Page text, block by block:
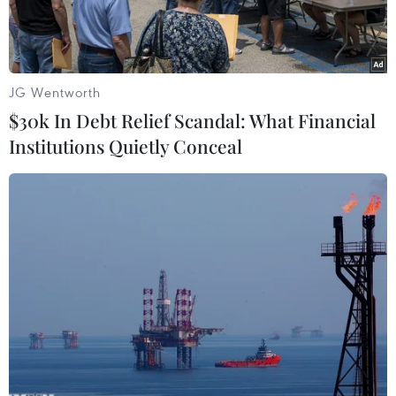
Cán bộ, chiến sỹ trên tàu HQ 624 nghe tường thuật trực tiếp Lễ
khai mạc Đại hội Đảng toàn quốc lần thứ XII trên sóng radio tại
khu vực nhà giàn DK1/10 (Cà Mau). (Ảnh: Trần Việt/TTXVN)
Sáng 21/1, Đại hội Đảng toàn quốc lần thứ XII đã
khai mạc trọng thể tại Hà Nội. Tại khu vực Nhà
giàn DK1/10 thềm lục địa phía Nam Tổ quốc,
JG Wentworth
$30k In Debt Relief Scandal: What Financial
Institutions Quietly Conceal